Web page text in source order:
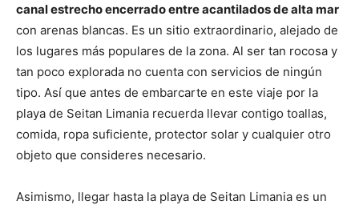
canal estrecho encerrado entre acantilados de alta mar
con arenas blancas. Es un sitio extraordinario, alejado de
los lugares más populares de la zona. Al ser tan rocosa y
tan poco explorada no cuenta con servicios de ningún
tipo. Así que antes de embarcarte en este viaje por la
playa de Seitan Limania recuerda llevar contigo toallas,
comida, ropa suficiente, protector solar y cualquier otro
objeto que consideres necesario.
Asimismo, llegar hasta la playa de Seitan Limania es un